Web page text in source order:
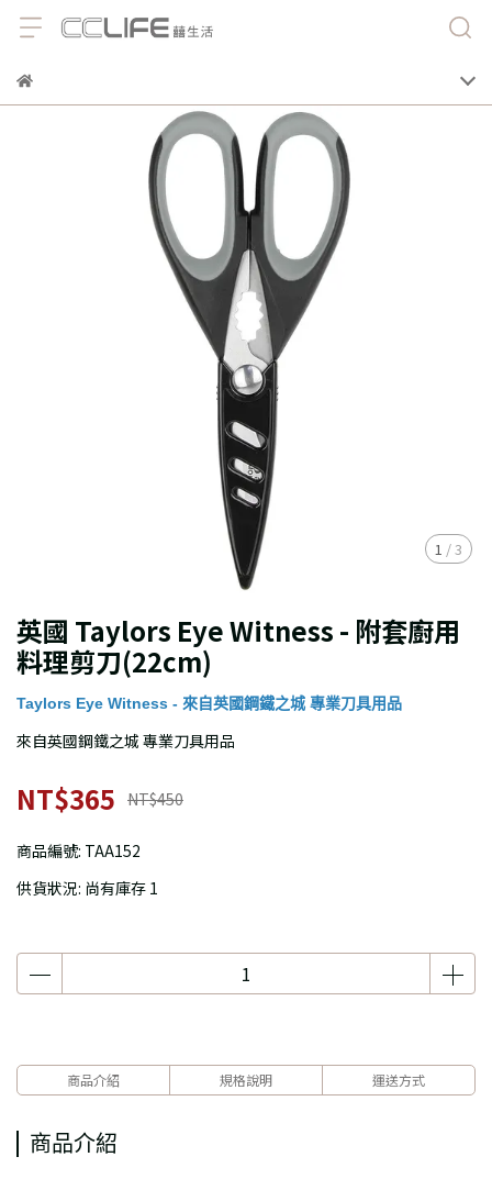
1 /3
英國 Taylors Eye Witness - 附套廚用
料理剪刀(22cm)
Taylors Eye Witness - 來自英國鋼鐵之城 專業刀具用品
來自英國鋼鐵之城 專業刀具用品
NT$365 NT$450
商品編號: TAA152
供貨狀況: 尚有庫存 1
商品介紹 規格說明 運送方式
商品介紹